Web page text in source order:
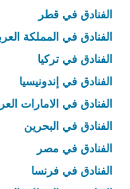
الفنادق في قطر
الفنادق في المملكة
الفنادق في تركيا
الفنادق في إندونيسيا
الفنادق في الامارات
الفنادق في البحرين
الفنادق في مصر
الفنادق في فرنسا